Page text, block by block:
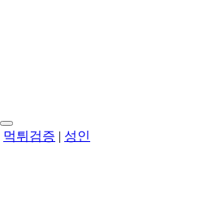
먹튀검증 | 성인